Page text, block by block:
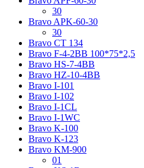
30
Bravo AРK-60-30
30
Bravo CT 134
Bravo F-4-2BB 100*75*2,5
Bravo HS-7-4BB
Bravo HZ-10-4BB
Bravo I-101
Bravo I-102
Bravo I-1CL
Bravo I-1WC
Bravo K-100
Bravo K-123
Bravo KM-900
01